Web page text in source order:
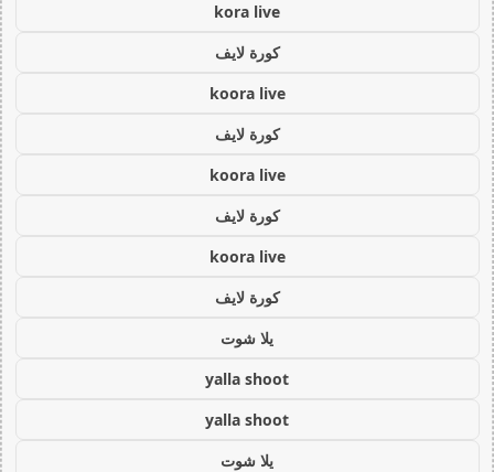
kora live
كورة لايف
koora live
كورة لايف
koora live
كورة لايف
koora live
كورة لايف
يلا شوت
yalla shoot
yalla shoot
يلا شوت